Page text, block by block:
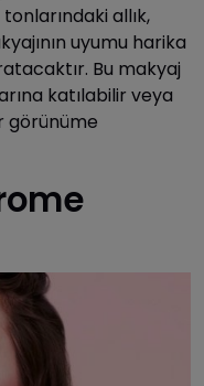
allık,
uyumu harika
Bu makyaj
katılabilir veya
görünüme